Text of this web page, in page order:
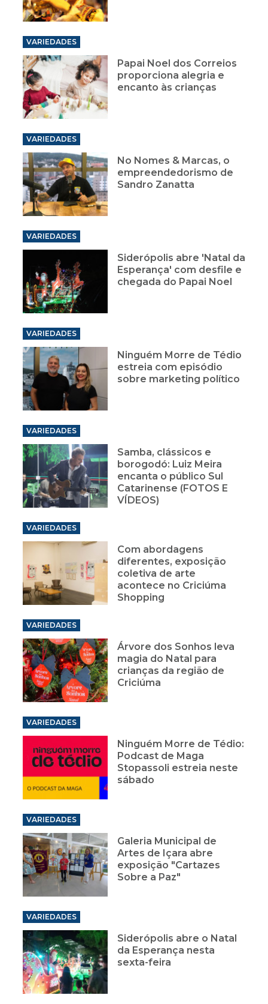
VARIEDADES
Papai Noel dos Correios
proporciona alegria e
encanto às crianças
VARIEDADES
No Nomes & Marcas, o
empreendedorismo de
Sandro Zanatta
VARIEDADES
Siderópolis abre 'Natal da
Esperança' com desfile e
chegada do Papai Noel
VARIEDADES
Ninguém Morre de Tédio
estreia com episódio
sobre marketing político
VARIEDADES
Samba, clássicos e
borogodó: Luiz Meira
encanta o público Sul
Catarinense (FOTOS E
VÍDEOS)
VARIEDADES
Com abordagens
diferentes, exposição
coletiva de arte
acontece no Criciúma
Shopping
VARIEDADES
Árvore dos Sonhos leva
magia do Natal para
crianças da região de
Criciúma
VARIEDADES
Ninguém Morre de Tédio:
Podcast de Maga
Stopassoli estreia neste
sábado
VARIEDADES
Galeria Municipal de
Artes de Içara abre
exposição "Cartazes
Sobre a Paz"
VARIEDADES
Siderópolis abre o Natal
da Esperança nesta
sexta-feira